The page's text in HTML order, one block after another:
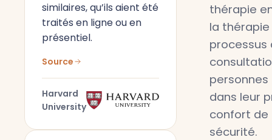
similaires, qu’ils aient été
traités en ligne ou en
présentiel.
Source
Harvard
University
thérapie
la
processus
personnes
dans leur
confort de
sécurité.